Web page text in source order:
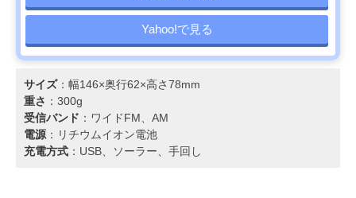
Yahoo!で見る
サイズ：幅146×奥行62×高さ78mm
重さ ：300g
受信バンド ：ワイドFM、AM
電源 ：リチウムイオン電池
充電方式 ：USB、ソーラー、手回し